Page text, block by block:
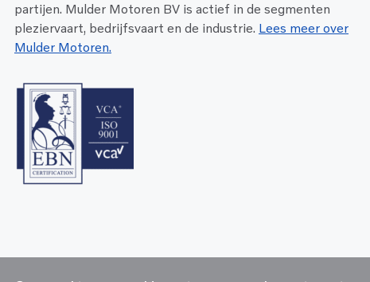
partijen. Mulder Motoren BV is actief in de segmenten
pleziervaart, bedrijfsvaart en de industrie. Lees meer over
Mulder Motoren.